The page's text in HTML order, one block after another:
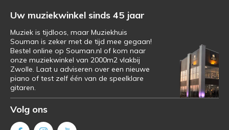
Uw muziekwinkel sinds 45 jaar
Muziek is tijdloos, maar Muziekhuis
Souman is zeker met de tijd mee gegaan!
Bestel online op Souman.nl of kom naar
onze muziekwinkel van 2000m2 vlakbij
Zwolle. Laat u adviseren over een nieuwe
piano of test zelf één van de speelklare
gitaren.
Volg ons